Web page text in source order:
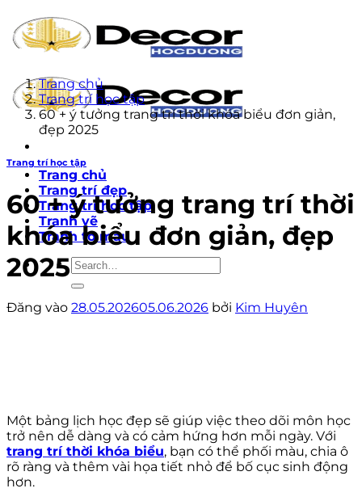
qua
nội
Trang chủ
Trang trí đẹp
Trang trí học tập
Tranh vẽ
Tranh tô màu
Trang chủ
Trang trí học tập
60 + ý tưởng trang trí thời khóa biểu đơn giản,
đẹp 2025
Trang trí học tập
60 + ý tưởng trang trí thời
khóa biểu đơn giản, đẹp
2025
Đăng vào 28.05.202605.06.2026 bởi Kim Huyên
Một bảng lịch học đẹp sẽ giúp việc theo dõi môn học
trở nên dễ dàng và có cảm hứng hơn mỗi ngày. Với
trang trí thời khóa biểu, bạn có thể phối màu, chia ô
rõ ràng và thêm vài họa tiết nhỏ để bố cục sinh động
hơn.